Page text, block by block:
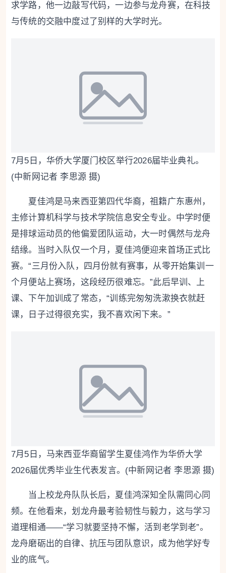
求学路，他一边敲写代码，一边参与龙舟赛，在科技
与传统的交融中度过了别样的大学时光。
7月5日，华侨大学厦门校区举行2026届毕业典礼。
(中新网记者 李思源 摄)
夏佳鸿是马来西亚第四代华裔，祖籍广东惠州，
主修计算机科学与技术学院信息安全专业。中学时便
是排球运动员的他偏爱团队运动，大一时偶然与龙舟
结缘。当时入队仅一个月，夏佳鸿便迎来首场正式比
赛。“三月份入队，四月份就有赛事，从零开始集训一
个月便站上赛场，这段经历很难忘。”此后早训、上
课、下午加训成了常态，“训练完匆匆洗漱换衣就赶
课，日子过得很充实，我不喜欢闲下来。”
7月5日，马来西亚华裔留学生夏佳鸿作为华侨大学
2026届优秀毕业生代表发言。(中新网记者 李思源 摄)
当上校龙舟队队长后，夏佳鸿深知全队需同心同
频。在他看来，划龙舟最考验韧性与毅力，这与学习
道理相通——“学习就要坚持不懈，活到老学到老”。
龙舟磨砺出的自律、抗压与团队意识，成为他学好专
业的底气。